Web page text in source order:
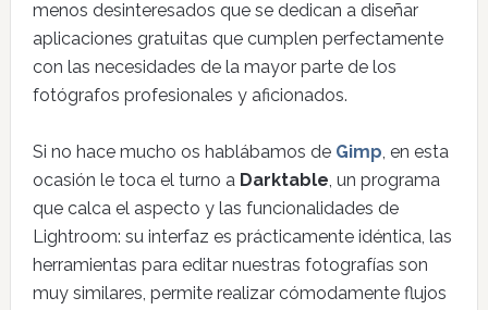
menos desinteresados que se dedican a diseñar
aplicaciones gratuitas que cumplen perfectamente
con las necesidades de la mayor parte de los
fotógrafos profesionales y aficionados.
Si no hace mucho os hablábamos de Gimp, en esta
ocasión le toca el turno a Darktable, un programa
que calca el aspecto y las funcionalidades de
Lightroom: su interfaz es prácticamente idéntica, las
herramientas para editar nuestras fotografías son
muy similares, permite realizar cómodamente flujos